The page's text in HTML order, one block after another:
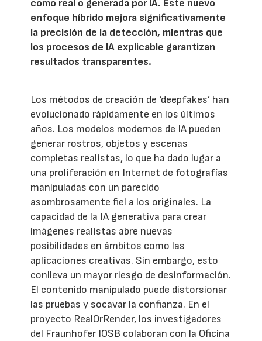
como real o generada por IA. Este nuevo
enfoque híbrido mejora significativamente
la precisión de la detección, mientras que
los procesos de IA explicable garantizan
resultados transparentes.
Los métodos de creación de ‘deepfakes’ han
evolucionado rápidamente en los últimos
años. Los modelos modernos de IA pueden
generar rostros, objetos y escenas
completas realistas, lo que ha dado lugar a
una proliferación en Internet de fotografías
manipuladas con un parecido
asombrosamente fiel a los originales. La
capacidad de la IA generativa para crear
imágenes realistas abre nuevas
posibilidades en ámbitos como las
aplicaciones creativas. Sin embargo, esto
conlleva un mayor riesgo de desinformación.
El contenido manipulado puede distorsionar
las pruebas y socavar la confianza. En el
proyecto RealOrRender, los investigadores
del Fraunhofer IOSB colaboran con la Oficina